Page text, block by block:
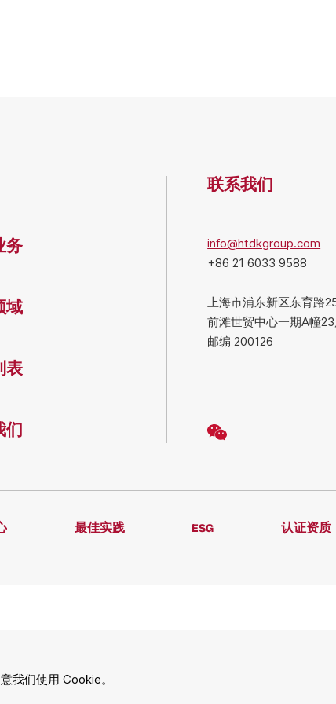
务
域
表
们
联系我们
info@htdkgroup.com
+86 21 6033 9588
上海市浦东新区东育路
前滩世贸中心一期A幢
邮编 200126
最佳实践 ESG 认证资质
HTDK (Shanghai) Co., Ltd.
网络安全等级保护二级认证
我们使用 Cookie。